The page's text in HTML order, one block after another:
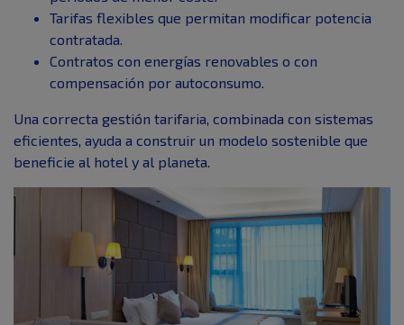
Tarifas flexibles que permitan modificar potencia
contratada.
Contratos con energías renovables o con
compensación por autoconsumo.
Una correcta gestión tarifaria, combinada con sistemas
eficientes, ayuda a construir un modelo sostenible que
beneficie al hotel y al planeta.